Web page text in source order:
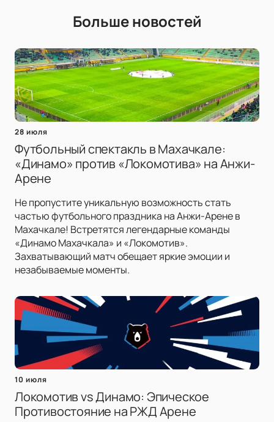
Больше новостей
28 июля
Футбольный спектакль в Махачкале:
«Динамо» против «Локомотива» на Анжи-
Арене
Не пропустите уникальную возможность стать
частью футбольного праздника на Анжи-Арене в
Махачкале! Встретятся легендарные команды
«Динамо Махачкала» и «Локомотив».
Захватывающий матч обещает яркие эмоции и
незабываемые моменты.
10 июля
Локомотив vs Динамо: Эпическое
Противостояние на РЖД Арене